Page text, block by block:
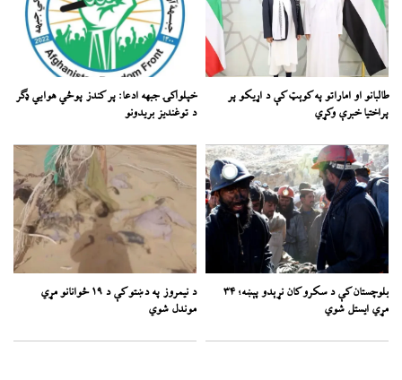
طالبانو او اماراتو په کوېټ کې د اړیکو پر
پراختیا خبرې وکړي
خپلواکۍ جبهه ادعا: پر کندز پوځي هوايي ډګر
د توغندیز بریدونو
بلوچستان کې د سکرو کان نړېدو پېښه؛ ۳۴
مړي ایستل شوي
د نیمروز په دښتو کې د ۱۹ ځوانانو مړي
موندل شوي